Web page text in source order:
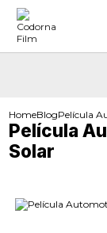
HomeBlogPelícula
Película
Solar